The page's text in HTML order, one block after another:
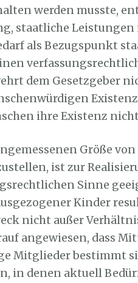
werden musste,
staatliche
als Bezugspunkt
dem Gesetzgeber
ihre Existenz
Größe
ist zur
Sinne
Kinder
nicht außer
angewiesen, dass
Mitglieder bestimmt
in denen aktuell